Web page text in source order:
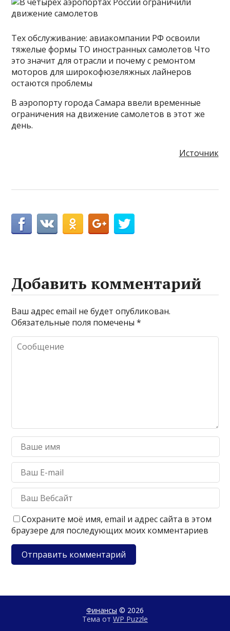
Тех обслуживание: авиакомпании РФ освоили
тяжелые формы ТО иностранных самолетов Что
это значит для отрасли и почему с ремонтом
моторов для широкофюзеляжных лайнеров
остаются проблемы
В аэропорту города Самара ввели временные
ограничения на движение самолетов в этот же
день.
Источник
Добавить комментарий
Ваш адрес email не будет опубликован.
Обязательные поля помечены*
Сохраните моё имя, email и адрес сайта в этом
браузере для последующих моих комментариев
Финансы © 2026
Тема от WP Puzzle